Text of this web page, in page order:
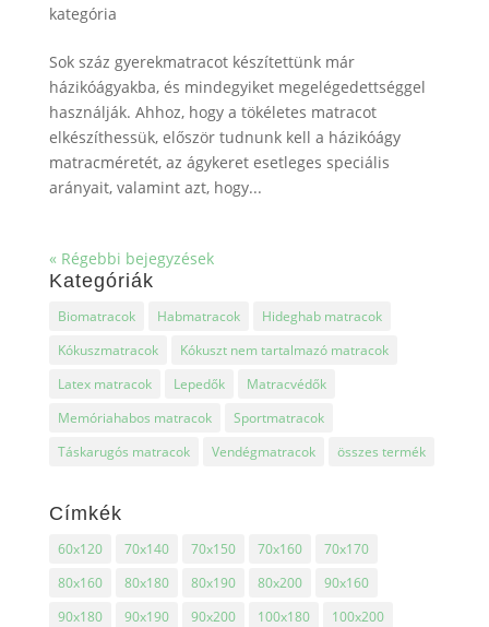
kategória
Sok száz gyerekmatracot készítettünk már
házikóágyakba, és mindegyiket megelégedettséggel
használják. Ahhoz, hogy a tökéletes matracot
elkészíthessük, először tudnunk kell a házikóágy
matracméretét, az ágykeret esetleges speciális
arányait, valamint azt, hogy...
« Régebbi bejegyzések
Kategóriák
Biomatracok Habmatracok
Hideghab matracok
Kókuszmatracok
Kókuszt nem tartalmazó matracok
Latex matracok
Lepedők
Matracvédők
Memóriahabos matracok
Sportmatracok
Táskarugós matracok
Vendégmatracok összes termék
Címkék
60x120 70x140 70x150 70x160
70x170
80x160
80x180 80x190 80x200
90x160
90x180
90x190 90x200 100x180
100x200